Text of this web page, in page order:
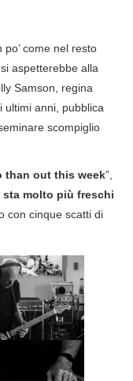
come nel resto
aspetterebbe alla
Samson, regina
ultimi anni, pubblica
scompiglio
than out this week”,
molto più freschi
con cinque scatti di